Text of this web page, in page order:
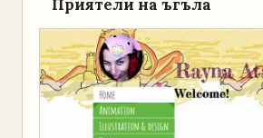
Приятели на ъгъла